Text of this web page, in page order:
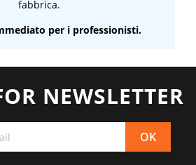
fabbrica.
per i professionisti.
NEWSLETTER